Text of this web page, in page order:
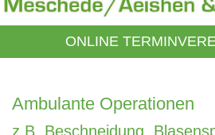
ONLINE
Ambulante Operationen
z.B. Beschneidung,